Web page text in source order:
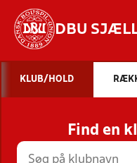
DBU
STILLINGER,
KLUB/HOLD
Find en